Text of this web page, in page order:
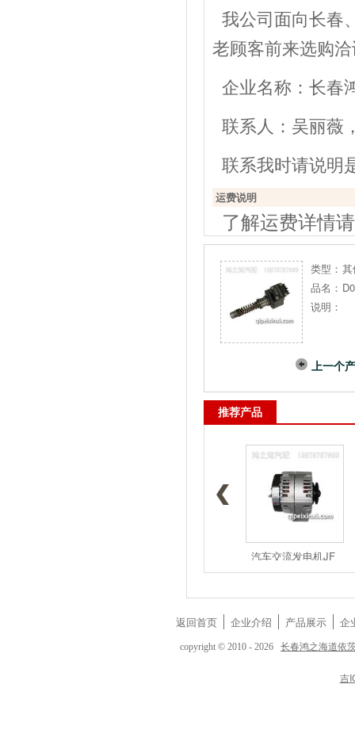
我公司面向长春
老顾客前来选购
企业名称：长春
联系人：吴丽薇
联系我时请说明
运费说明
了解运费详情
类型：
品名：
说明：
上一个
推荐产品
汽车交流发电机JF
返回首页 企业介绍 产品展示 企
copyright © 2010 - 2026 长春鸿之海道依
吉